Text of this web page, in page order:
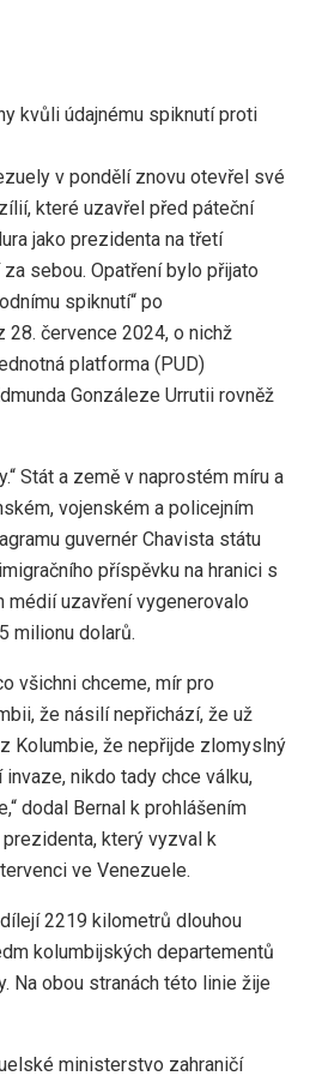
kvůli údajnému spiknutí proti
v pondělí znovu otevřel své
které uzavřel před páteční
jako prezidenta na třetí
sebou. Opatření bylo přijato
spiknutí“ po
28. července 2024, o nichž
platforma (PUD)
Gonzáleze Urrutii rovněž
Stát a země v naprostém míru a
vojenském a policejním
guvernér Chavista státu
příspěvku na hranici s
médií uzavření vygenerovalo
milionu dolarů.
všichni chceme, mír pro
že násilí nepřichází, že už
Kolumbie, že nepřijde zlomyslný
nikdo tady chce válku,
dodal Bernal k prohlášením
který vyzval k
ve Venezuele.
2219 kilometrů dlouhou
kolumbijských departementů
Na obou stranách této linie žije
ministerstvo zahraničí